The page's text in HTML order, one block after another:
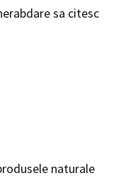
sa citesc
naturale